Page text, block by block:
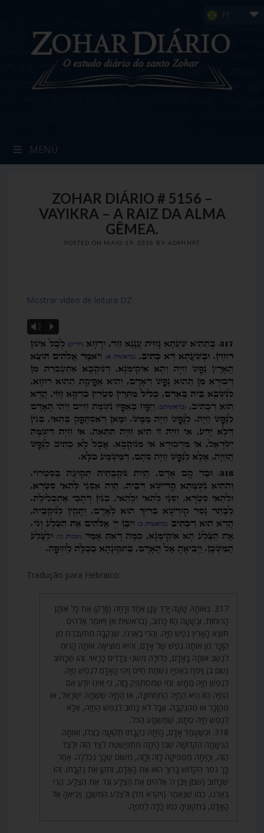
PT
MENÚ
ZOHAR DIÁRIO # 5156 –
VAYIKRA – A RAIZ DA ALMA
GÊMEA.
POSTED ON MAIO 19, 2026 BY ADMINPT
Mostrar vídeo de leitura DZ
Vm P
Tradução para Hebraico:
317. בְּאוֹתָהּ שָׁעָה יָרַד עָנָן אֶחָד וְדָחָה (וְזָרַק) אֶת כָּל אוֹתָן
הָרוּחוֹת, וּבַשָּׁעָה הַזּוֹ כָּתוּב, (בראשית א) וַיֹּאמֶר אֱלֹהִים
תּוֹצֵא הָאָרֶץ נֶפֶשׁ חַיָּה. וַהֲרֵי בֵּאַרְנוּ, שֶׁנְּקֵבָה מִתְעַבֶּרֶת מִן
הַזָּכָר מִן אוֹתָהּ נֶפֶשׁ שֶׁל אָדָם, וְהִיא מוֹצִיאָה אוֹתָהּ הָרוּחַ
לְנַשֵּׁב אוֹתָהּ בָּאָדָם, כְּלוּלָה מִשְּׁנֵי צְדָדִים כָּרָאוּי. זֶהוּ שֶׁכָּתוּב
(שם ב) וַיִּפַּח בְּאַפָּיו נִשְׁמַת חַיִּים וַיְהִי הָאָדָם לְנֶפֶשׁ חַיָּה.
לְנֶפֶשׁ חַיָּה מַמָּשׁ. וּמִי שֶׁמִּסְתַּפֵּק בָּזֶה, כִּי אֵינוֹ יוֹדֵעַ אִם
הַחַיָּה הַזּוֹ הִיא הַחַיָּה הַתַּחְתּוֹנָה, אוֹ הַחַיָּה שֶׁשְּׁמָהּ יִשְׂרָאֵל, אוֹ
מֵהַזָּכָר אוֹ מֵהַנְּקֵבָה. אֲבָל לֹא כָתוּב לְנֶפֶשׁ הַחַיָּה, אֶלָּא
לְנֶפֶשׁ חַיָּה סְתָם, שֶׁמַּשְׁמָע הַכֹּל.
318. וּכְשֶׁעָמַד אָדָם, הָיְתָה נְקֵבָתוֹ תְקוּעָה בְצִדּוֹ, וְאוֹתָהּ
הַנְּשָׁמָה הַקְּדוֹשָׁה שֶׁבּוֹ הָיְתָה מִתְפַּשֶּׁטֶת לַצַּד הַזֶּה וְלַצַּד
הַזֶּה, וְהָיְתָה מַסְפִּיקָה לָזֶה וְלָזֶה, מִשּׁוּם שֶׁכָּךְ נִכְלְלָה. אַחַר
כָּךְ נִסֵּר הַקָּדוֹשׁ בָּרוּךְ הוּא אֶת הָאָדָם, וְתִקֵּן אֶת נְקֵבָתוֹ. זֶהוּ
שֶׁכָּתוּב (שם) וַיִּבֶן ה’ אֱלֹהִים אֶת הַצֵּלָע וְגוֹ’. אֶת הַצֵּלָע, הֲרֵי
בֵּאַרְנוּ, כְּמוֹ שֶׁנֶּאֱמַר (ויקרא מד) וּלְצֶלַע הַמִּשְׁכָּן. וַיְבִיאֶהָ אֶל
הָאָדָם, בְּתִקּוּנֶיהָ כְּמוֹ כַּלָּה לַחֻפָּה.